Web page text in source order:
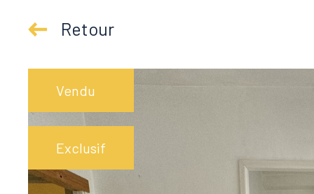
Retour
Vendu
Exclusif